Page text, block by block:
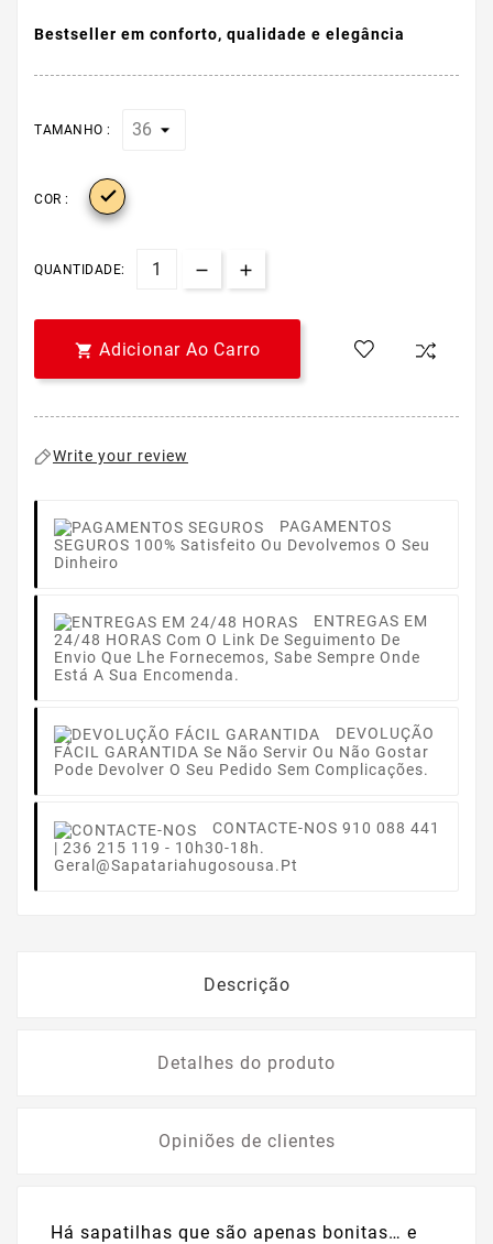
Bestseller em conforto, qualidade e elegância
TAMANHO :
COR : 
QUANTIDADE:
 Adicionar Ao Carro
Write your review
PAGAMENTOS
SEGUROS 100% Satisfeito Ou Devolvemos O Seu
Dinheiro
ENTREGAS EM
24/48 HORAS Com O Link De Seguimento De
Envio Que Lhe Fornecemos, Sabe Sempre Onde
Está A Sua Encomenda.
DEVOLUÇÃO
FÁCIL GARANTIDA Se Não Servir Ou Não Gostar
Pode Devolver O Seu Pedido Sem Complicações.
CONTACTE-NOS 910 088 441
| 236 215 119 - 10h30-18h.
Geral@sapatariahugosousa.pt
Descrição
Detalhes do produto
Opiniões de clientes
Há sapatilhas que são apenas bonitas… e